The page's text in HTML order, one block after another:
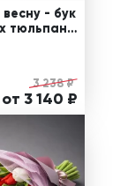
- бук
тюльпано
3 238 ₽
от 3 140 ₽